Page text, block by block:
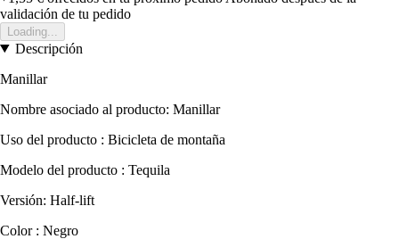
validación de tu pedido
Loading...
Descripción
Manillar
Nombre asociado al producto: Manillar
Uso del producto : Bicicleta de montaña
Modelo del producto : Tequila
Versión: Half-lift
Color : Negro